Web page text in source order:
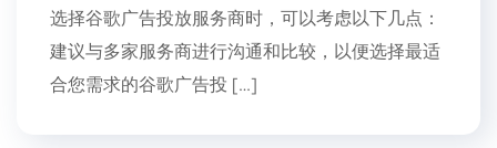
选择谷歌广告投放服务商时，可以考虑以下几点：
建议与多家服务商进行沟通和比较，以便选择最适
合您需求的谷歌广告投 […]